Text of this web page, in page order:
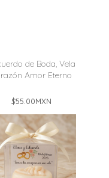
de Boda, Vela
Amor Eterno
$55.00MXN